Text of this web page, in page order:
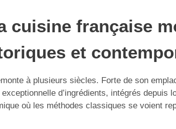
cuisine française
et
à plusieurs siècles. Forte de son
d’ingrédients, intégrés depuis
où les méthodes classiques se voient